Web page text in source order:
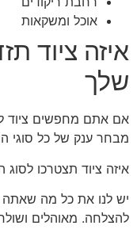
אוכל ומשקאות
איזה ציוד
שלך
אם אתם מחפשים ציוד
מבחר ענק של כל סוגי
איזה ציוד תצטרכו לסוג
יש לנו את כל מה שאתה
להצלחה. מאוהלים